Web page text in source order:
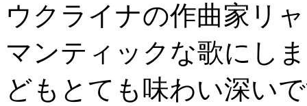
ウクライナの作曲家リ
マンティックな歌にし
どもとても味わい深い